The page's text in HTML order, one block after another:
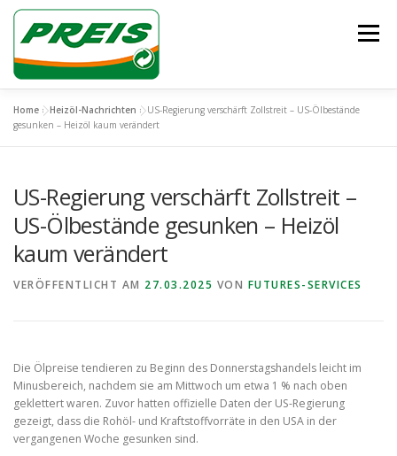
Zum
springen
Menü
ÜBER UNS HEIZÖL/DIESEL
UNSER TEAM
Home »Heizöl-Nachrichten »US-Regierung verschärft Zollstreit – US-Ölbestände
gesunken – Heizöl kaum verändert
US-Regierung verschärft Zollstreit –
US-Ölbestände gesunken – Heizöl
kaum verändert
VERÖFFENTLICHT AM 27.03.2025 VON FUTURES-SERVICES
Die Ölpreise tendieren zu Beginn des Donnerstagshandels leicht im
Minusbereich, nachdem sie am Mittwoch um etwa 1 % nach oben
geklettert waren. Zuvor hatten offizielle Daten der US-Regierung
gezeigt, dass die Rohöl- und Kraftstoffvorräte in den USA in der
vergangenen Woche gesunken sind.